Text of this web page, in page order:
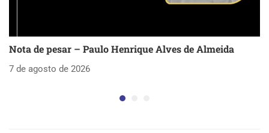
Nota de pesar – Paulo Henrique Alves de Almeida
7 de agosto de 2026